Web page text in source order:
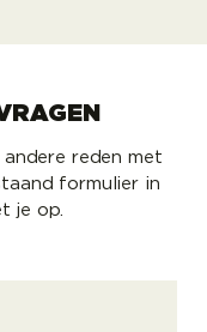
reden met
formulier in
je op.